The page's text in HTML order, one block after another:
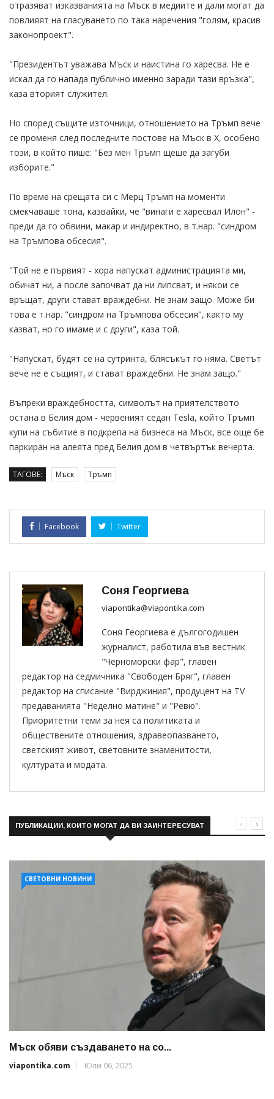
отразяват изказванията на Мъск в медиите и дали могат да
повлияят на гласуването по така наречения "голям, красив
законопроект".
"Президентът уважава Мъск и наистина го харесва. Не е
искал да го напада публично именно заради тази връзка",
каза вторият служител.
Но според същите източници, отношението на Тръмп вече
се променя след последните постове на Мъск в X, особено
този, в който пише: "Без мен Тръмп щеше да загуби
изборите."
По време на срещата си с Мерц Тръмп на моменти
смекчаваше тона, казвайки, че "винаги е харесвал Илон" -
преди да го обвини, макар и индиректно, в т.нар. "синдром
на Тръмпова обсесия".
"Той не е първият - хора напускат администрацията ми,
обичат ни, а после започват да ни липсват, и някои се
връщат, други стават враждебни. Не знам защо. Може би
това е т.нар. "синдром на Тръмпова обсесия", както му
казват, но го имаме и с други", каза той.
"Напускат, будят се на сутринта, блясъкът го няма. Светът
вече не е същият, и стават враждебни. Не знам защо."
Въпреки враждебността, символът на приятелството
остана в Белия дом - червеният седан Tesla, който Тръмп
купи на събитие в подкрепа на бизнеса на Мъск, все още бе
паркиран на алеята пред Белия дом в четвъртък вечерта.
ТАГОВЕ: Мъск Тръмп
Facebook Twitter
Соня Георгиева
viapontika@viapontika.com
Соня Георгиева е дългогодишен
журналист, работила във вестник
"Черноморски фар", главен
редактор на седмичника "Свободен Бряг", главен
редактор на списание "Вирджиния", продуцент на TV
предаванията "Неделно матине" и "Ревю".
Приоритетни теми за нея са политиката и
обществените отношения, здравеопазването,
светският живот, световните знаменитости,
културата и модата.
ПУБЛИКАЦИИ, КОИТО МОГАТ ДА ВИ ЗАИНТЕРЕСУВАТ
СВЕТОВНИ НОВИНИ
Мъск обяви създаването на со...
viapontika.com
Юли 06, 2025